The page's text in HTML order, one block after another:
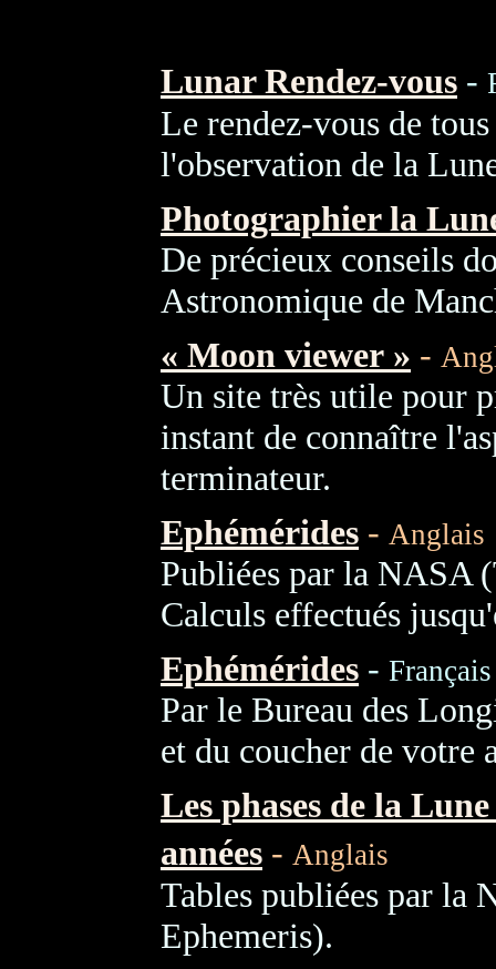
Lunar Rendez-vous -
Le rendez-vous de
l'observation de la
Photographier la
De précieux conseils
Astronomique de
« Moon viewer » -
Un site très utile pour
instant de connaître
terminateur.
Ephémérides - Anglais
Publiées par la NASA
Calculs effectués
Ephémérides - Français
Par le Bureau des
et du coucher de votre
Les phases de la
années - Anglais
Tables publiées par la
Ephemeris).